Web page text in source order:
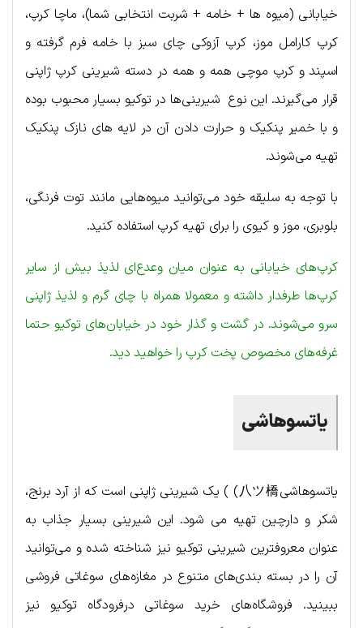
خیابانی (میوه ها + خامه + شربت انتخابی شما)، ماچا کرپ،
کرپ کارامل موز، کرپ آزوکی چای سبز با خامه فرم گرفته و
اسپند و کرپ موچی همه و همه در دسته شیرینی کرپ ژاپنی
قرار می‌گیرند. این نوع شیرینی‌ها در توکیو بسیار محبوب بوده
و با خمیر پنکیک و حرارت دادن آن در لایه های نازک پنکیک
تهیه می‌شوند.
با توجه به سلیقه خود می‌توانید میوه‌هایی مانند توت فرنگی،
بلوبری، موز و کیوی را برای تهیه کرپ استفاده کنید.
کرپ‌های خیابانی به عنوان میان وعدع‌ای لذیذ بیش از سایر
کرپ‌ها طرفدار داشته و معمولا همراه با چای گرم و لذیذ ژاپنی
سرو می‌شوند. در گشت و گذار خود در خیابان‌های توکیو حتما
غرفه‌های مخصوص پخت کرپ را خواهید دید.
یاتسوهاشی
یاتسوهاشی八ツ橋) ) یک شیرینی ژاپنی است که از آرد برنج،
شکر و دارچین تهیه می شود. این شیرینی بسیار جذاب به
عنوان معروفترین شیرینی توکیو نیز شناخته شده و می‌توانید
آن را در بسته بندی‌های متنوع در مغازه‌های سوغاتی فروشی
ببینید. فروشگاه‌های خرید سوغاتی درفرودگاه توکیو نیز